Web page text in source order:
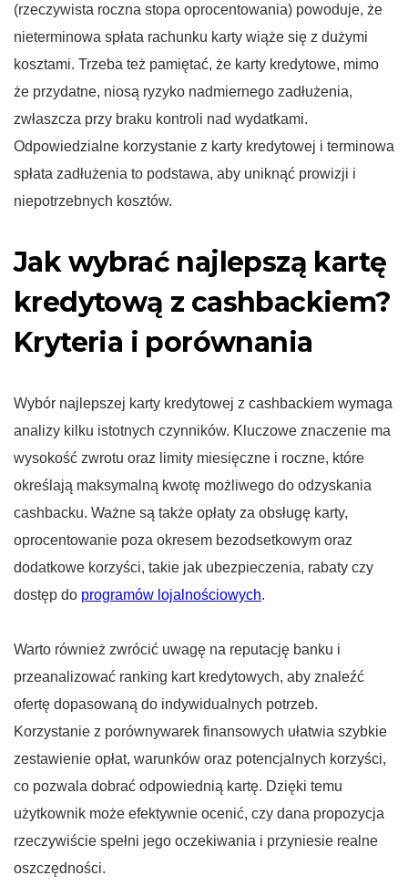
(rzeczywista roczna stopa oprocentowania) powoduje, że
nieterminowa spłata rachunku karty wiąże się z dużymi
kosztami. Trzeba też pamiętać, że karty kredytowe, mimo
że przydatne, niosą ryzyko nadmiernego zadłużenia,
zwłaszcza przy braku kontroli nad wydatkami.
Odpowiedzialne korzystanie z karty kredytowej i terminowa
spłata zadłużenia to podstawa, aby uniknąć prowizji i
niepotrzebnych kosztów.
Jak wybrać najlepszą kartę
kredytową z cashbackiem?
Kryteria i porównania
Wybór najlepszej karty kredytowej z cashbackiem wymaga
analizy kilku istotnych czynników. Kluczowe znaczenie ma
wysokość zwrotu oraz limity miesięczne i roczne, które
określają maksymalną kwotę możliwego do odzyskania
cashbacku. Ważne są także opłaty za obsługę karty,
oprocentowanie poza okresem bezodsetkowym oraz
dodatkowe korzyści, takie jak ubezpieczenia, rabaty czy
dostęp do programów lojalnościowych.
Warto również zwrócić uwagę na reputację banku i
przeanalizować ranking kart kredytowych, aby znaleźć
ofertę dopasowaną do indywidualnych potrzeb.
Korzystanie z porównywarek finansowych ułatwia szybkie
zestawienie opłat, warunków oraz potencjalnych korzyści,
co pozwala dobrać odpowiednią kartę. Dzięki temu
użytkownik może efektywnie ocenić, czy dana propozycja
rzeczywiście spełni jego oczekiwania i przyniesie realne
oszczędności.